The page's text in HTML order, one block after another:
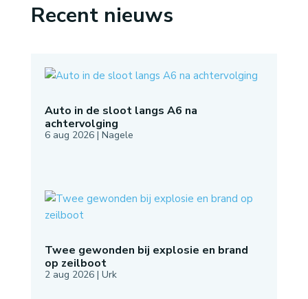
Recent nieuws
Auto in de sloot langs A6 na
achtervolging
6 aug 2026| Nagele
Twee gewonden bij explosie en brand
op zeilboot
2 aug 2026| Urk